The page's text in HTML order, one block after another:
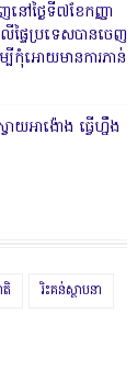
នៅថ្ងៃទី៧ខែកញ្ញា
ផ្ទៃប្រទេសបានចេញ
ម្បីកុំអោយមានការភាន់
យអាង៉ោង ធ្វើហ្នឹង
តិ រិះគន់ស្ថាបនា